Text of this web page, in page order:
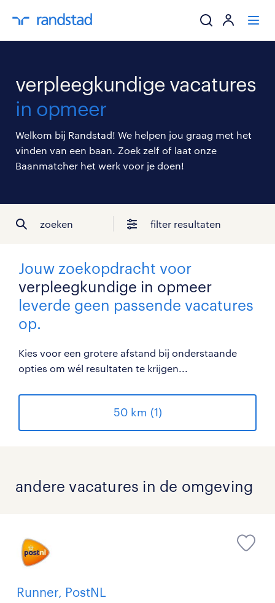
mijn carrière
over randstad
verpleegkundige vacatures
in opmeer
Welkom bij Randstad! We helpen jou graag met het
vinden van een baan. Zoek zelf of laat onze
Baanmatcher het werk voor je doen!
zoeken filter resultaten
Jouw zoekopdracht voor
verpleegkundige in opmeer
leverde geen passende vacatures
op.
Kies voor een grotere afstand bij onderstaande
opties om wél resultaten te krijgen...
50 km (1)
andere vacatures in de omgeving
Runner, PostNL